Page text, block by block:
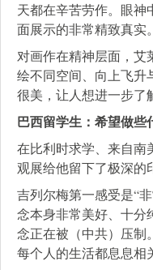
天都在辛苦劳作。眼神
面展示的非常精致真实
对画作在精神层面，艾
绘不同空间、向上飞升
很美，让人想进一步了
巴西留学生：希望做些
在比利时求学、来自南
观展给他留下了极深的
吉列尔梅第一感受是“
念本身非常美好、十分
念正在被（中共）压制
每个人的生活都息息相